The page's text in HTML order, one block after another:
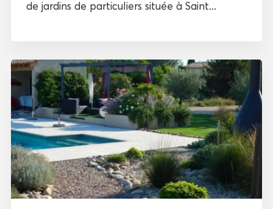
de jardins de particuliers située à Saint...